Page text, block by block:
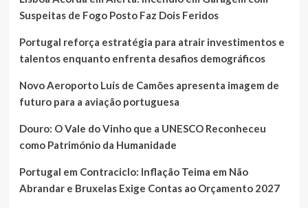
Suspeitas de Fogo Posto Faz Dois Feridos
Portugal reforça estratégia para atrair investimentos e
talentos enquanto enfrenta desafios demográficos
Novo Aeroporto Luís de Camões apresenta imagem de
futuro para a aviação portuguesa
Douro: O Vale do Vinho que a UNESCO Reconheceu
como Património da Humanidade
Portugal em Contraciclo: Inflação Teima em Não
Abrandar e Bruxelas Exige Contas ao Orçamento 2027